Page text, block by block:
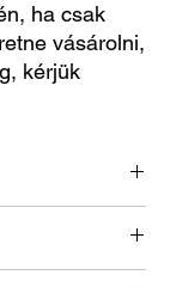
ha csak
vásárolni,
kérjük